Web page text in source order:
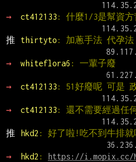
→
ct412133 : 什麼1/3是幫資方
推
thirtyto : 加蔥手法 代孕法
→
whiteflora6 : 一輩子廢
→
ct412133 : 51好廢呢 可是
→
ct412133 : 還不需要經過任
推
hkd2 : 好了啦!吃不到牛排就
→
hkd2 :
https://i.mopix.cc/